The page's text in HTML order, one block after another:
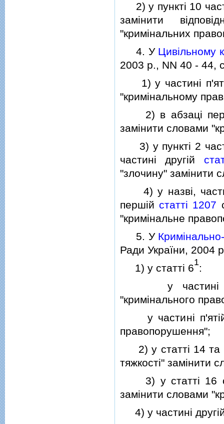
2) у пунктi 10
замiнити
"кримiнальних
4. У Цивiльному
2003 р., NN 40 - 44,
1) у частинi
"кримiнальному
2) в абзацi
замiнити словами
3) у пунктi 2
частинi другiй
"злочину" замiнити
4) у назвi,
першiйстаттi 1207
"кримiнальне
5. У
Ради України, 2004
1) у статтi 61:
у частинi
"кримiнального
у частинi п'ятiй
правопорушення";
2) у статтi 14 та
тяжкостi" замiнити
3) у статтi 16
замiнити словами
4) у частинi